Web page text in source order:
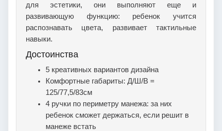
для эстетики, они выполняют еще и
развивающую функцию: ребенок учится
распознавать цвета, развивает тактильные
навыки.
Достоинства
5 креативных вариантов дизайна
Комфортные габариты: Д/Ш/В =
125/77,5/83см
4 ручки по периметру манежа: за них
ребенок сможет держаться, если решит в
манеже встать